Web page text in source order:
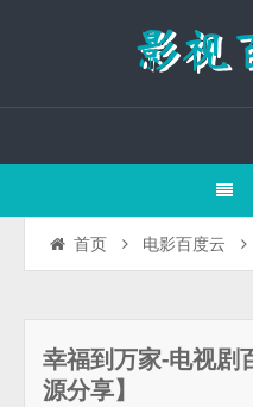
首页 电影百度云
幸福到万家-电视剧
源分享】